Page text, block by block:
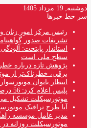
دوشنبه, 19 مرداد 1405
سر خط خبرها
رئیس مرکز امور زنان
تشریفات صدور
استاندار پایتخت:
سطح ملی است
پژوهش تازه درباره
برقی، خطرناک‌تر از
انتظار بانوان
پلیس
موتورسیکلت تشکیل
آیا طرح ترافیک
مدیر عامل موسسه
موتورسیکلت روزانه